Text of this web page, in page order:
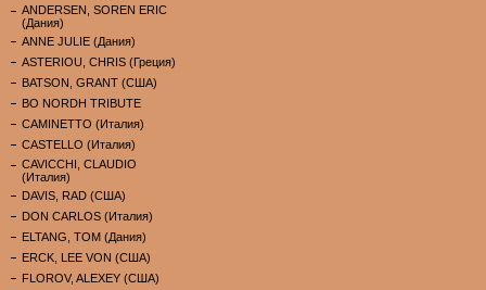
ANDERSEN, SOREN ERIC
(Дания)
ANNE JULIE (Дания)
ASTERIOU, CHRIS (Греция)
BATSON, GRANT (США)
BO NORDH TRIBUTE
CAMINETTO (Италия)
CASTELLO (Италия)
CAVICCHI, CLAUDIO
(Италия)
DAVIS, RAD (США)
DON CARLOS (Италия)
ELTANG, TOM (Дания)
ERCK, LEE VON (США)
FLOROV, ALEXEY (США)